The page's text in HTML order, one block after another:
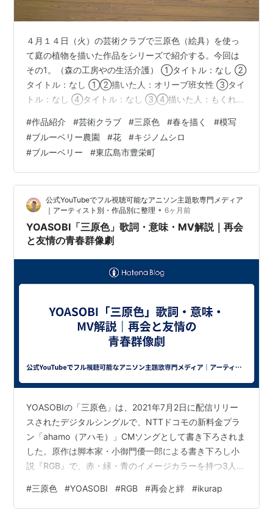
４月１４日（火）の芸術クラブで三原色（絵具）を使っ
て庭の植物を描いた作品をシリーズで紹介する。今回は
その1。（森の工房やの生活介護） ①タイトル：なし ②
タイトル：なし ①②描いた人：オリーブ班女性 ③タイ
トル：なし ④タイトル：なし ③④描いた人：もくれん
トル：なし ⑤⑥⑦描いた人：オリーブ班男性 遊フォト
750 4月28日東広島市豊栄町のブルーベリー農園 花→キ
ジノムシロ、ブルーベリー ブルーベリー畑の野の花は黄
色のキジムシロはあちこちに群落をつくっている。 ブル
ーベリー畑のウッダード（晩生）が他の品種より一足先
に花の口が開くのでミツバチ…
#作品紹介 #芸術クラブ #三原色 #春を描く #模写
#ブルーベリー農園 #花 #キジノムシロ
#ブルーベリー #東広島市豊栄町
公式YouTubeでフル視聴可能なアニソン主題歌専門メディア
｜アーティスト別・作品別に整理 • 6ヶ月前
YOASOBI「三原色」歌詞・意味・MV解説｜再会
と友情の青春群像劇
YOASOBIの「三原色」は、2021年7月2日に配信リリー
スされたデジタルシングルで、NTTドコモの新料金プラ
ン「ahamo（アハモ）」CMソングとして書き下ろされま
した。原作は脚本家・小御門優一郎による書き下ろし小
説『RGB』で、赤・緑・青のイメージカラーを持つ3人の
YOASOBI史上でも特に挑戦的な 高速ラップ（ikurap）
や、ライブでの シンガロング（合唱） が聴きどころ。ス
#三原色 #YOASOBI #RGB #再会と絆 #ikurap